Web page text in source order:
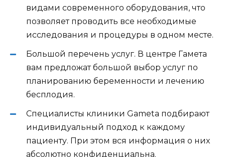
видами современного оборудования, что
позволяет проводить все необходимые
исследования и процедуры в одном месте.
Большой перечень услуг. В центре Гамета
вам предложат большой выбор услуг по
планированию беременности и лечению
бесплодия.
Специалисты клиники Gameta подбирают
индивидуальный подход к каждому
пациенту. При этом вся информация о них
абсолютно конфиденциальна.